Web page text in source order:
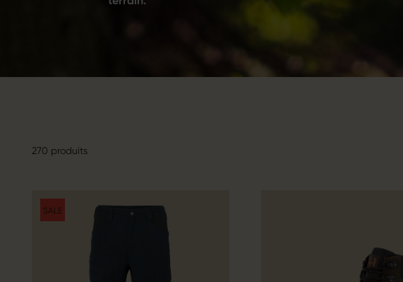
270 produits
SALE